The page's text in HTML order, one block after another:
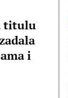
titulu
i